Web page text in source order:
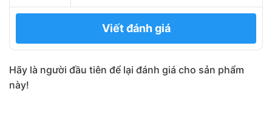
Viết đánh giá
Hãy là người đầu tiên để lại đánh giá cho sản phẩm
này!